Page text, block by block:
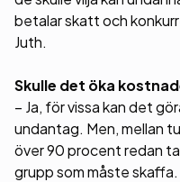
betalar skatt och
Juth.
Skulle det öka
– Ja, för vissa kan det
undantag. Men, mellan
över 90 procent redan
grupp som måste